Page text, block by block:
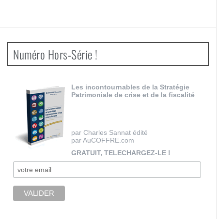
Numéro Hors-Série !
Les incontournables de la Stratégie
Patrimoniale de crise et de la fiscalité
par Charles Sannat édité
par AuCOFFRE.com
GRATUIT, TELECHARGEZ-LE !